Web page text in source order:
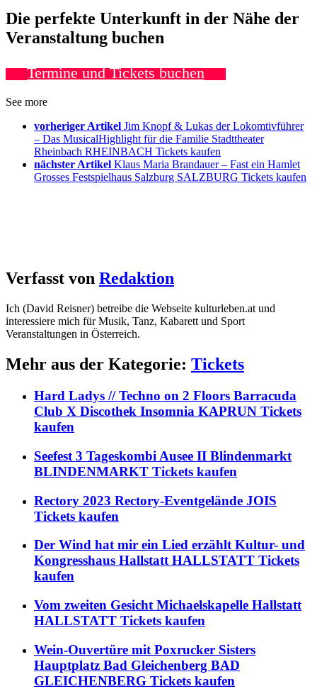
Die perfekte Unterkunft in der Nähe der
Veranstaltung buchen
Termine und Tickets buchen
See more
vorheriger Artikel Jim Knopf & Lukas der Lokomtivführer
– Das MusicalHighlight für die Familie Stadttheater
Rheinbach RHEINBACH Tickets kaufen
nächster Artikel Klaus Maria Brandauer – Fast ein Hamlet
Grosses Festspielhaus Salzburg SALZBURG Tickets kaufen
Verfasst von Redaktion
Ich (David Reisner) betreibe die Webseite kulturleben.at und
interessiere mich für Musik, Tanz, Kabarett und Sport
Veranstaltungen in Österreich.
Mehr aus der Kategorie: Tickets
Hard Ladys // Techno on 2 Floors Barracuda
Club X Discothek Insomnia KAPRUN Tickets
kaufen
Seefest 3 Tageskombi Ausee II Blindenmarkt
BLINDENMARKT Tickets kaufen
Rectory 2023 Rectory-Eventgelände JOIS
Tickets kaufen
Der Wind hat mir ein Lied erzählt Kultur- und
Kongresshaus Hallstatt HALLSTATT Tickets
kaufen
Vom zweiten Gesicht Michaelskapelle Hallstatt
HALLSTATT Tickets kaufen
Wein-Ouvertüre mit Poxrucker Sisters
Hauptplatz Bad Gleichenberg BAD
GLEICHENBERG Tickets kaufen